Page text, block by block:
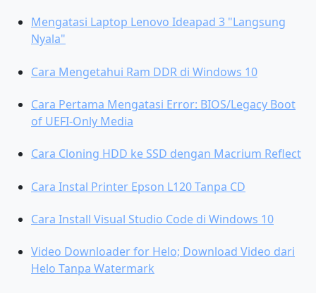
Mengatasi Laptop Lenovo Ideapad 3 "Langsung
Nyala"
Cara Mengetahui Ram DDR di Windows 10
Cara Pertama Mengatasi Error: BIOS/Legacy Boot
of UEFI-Only Media
Cara Cloning HDD ke SSD dengan Macrium Reflect
Cara Instal Printer Epson L120 Tanpa CD
Cara Install Visual Studio Code di Windows 10
Video Downloader for Helo; Download Video dari
Helo Tanpa Watermark